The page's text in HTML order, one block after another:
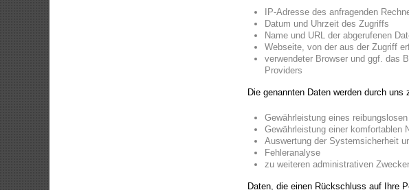
IP-Adresse des anfragenden
Datum und Uhrzeit des Zugriffs
Name und URL der abgerufenen
Webseite, von der aus der Zugriff
verwendeter Browser und ggf. das
Providers
Die genannten Daten werden durch
Gewährleistung eines
Gewährleistung einer komfortablen
Auswertung der Systemsicherheit
Fehleranalyse
zu weiteren administrativen
Daten, die einen Rückschluss auf Ihre